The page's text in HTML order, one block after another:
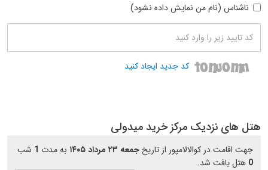
ناشناس (نام من نمایش داده نشود)
کد جدید ایجاد کنید
هتل های نزدیک مرکز خرید میدولی
جهت اقامت در کوالالامپور از تاریخ جمعه ۲۳ مرداد ۱۴۰۵ به مدت 1 شب
0 هتل یافت شد.